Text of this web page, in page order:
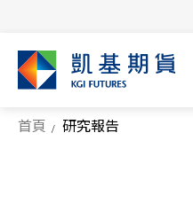
首頁 研究報告